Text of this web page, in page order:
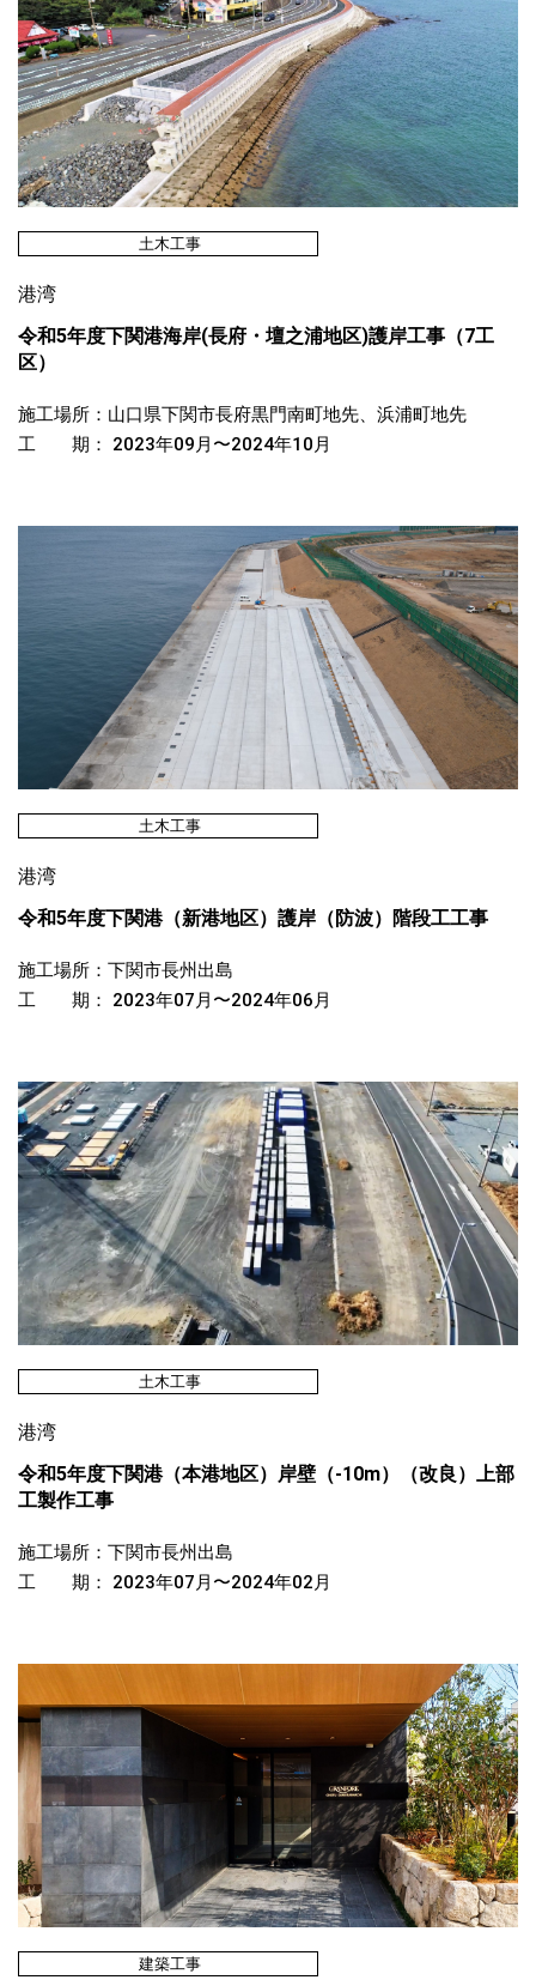
土木工事
港湾
令和5年度下関港海岸(長府・壇之浦地区)護岸工事（7工
区）
施工場所：山口県下関市長府黒門南町地先、浜浦町地先
工 期： 2023年09月〜2024年10月
土木工事
港湾
令和5年度下関港（新港地区）護岸（防波）階段工工事
施工場所：下関市長州出島
工 期： 2023年07月〜2024年06月
土木工事
港湾
令和5年度下関港（本港地区）岸壁（-10m）（改良）上部
工製作工事
施工場所：下関市長州出島
工 期： 2023年07月〜2024年02月
建築工事